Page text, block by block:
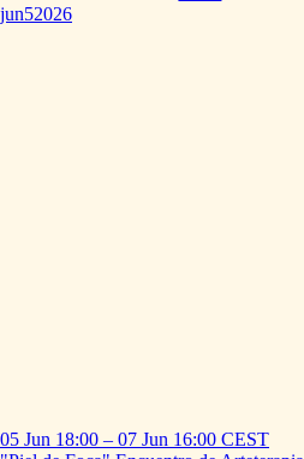
jun52026
05 Jun 18:00 – 07 Jun 16:00 CEST